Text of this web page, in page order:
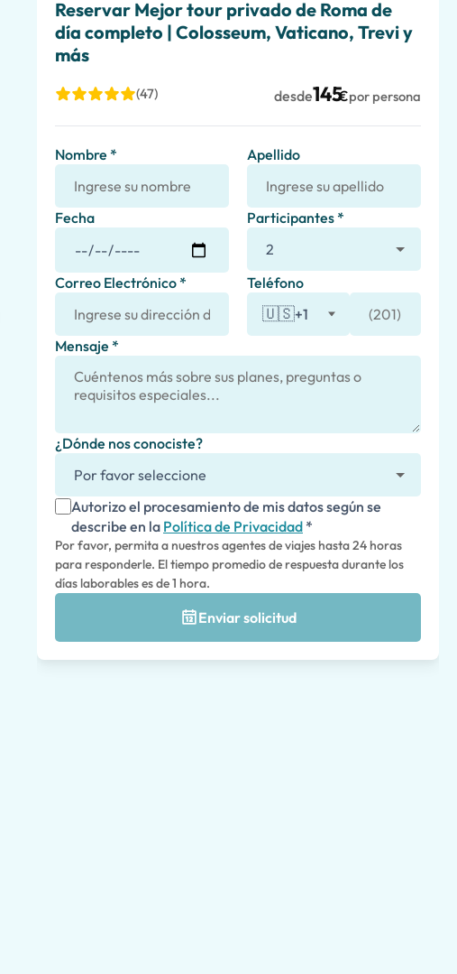
Reservar Mejor tour privado de Roma de
día completo | Colosseum, Vaticano, Trevi y
más
(47) desde145€por persona
Nombre * Apellido
Fecha Participantes *
Correo Electrónico * Teléfono
🇺🇸+1
Mensaje *
¿Dónde nos conociste?
Autorizo el procesamiento de mis datos según se
describe en la Política de Privacidad *
Por favor, permita a nuestros agentes de viajes hasta 24 horas
para responderle. El tiempo promedio de respuesta durante los
días laborables es de 1 hora.
Enviar solicitud